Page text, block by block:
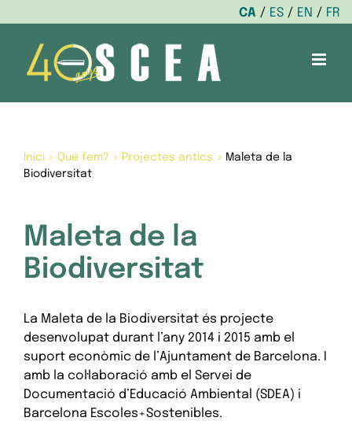
CA ES EN
FR
content
Inici> Què fem? > Projectes antics > Maleta de la
Biodiversitat
Maleta de la
Biodiversitat
La Maleta de la Biodiversitat és projecte
desenvolupat durant l’any 2014 i 2015 amb el
suport econòmic de l’Ajuntament de Barcelona. I
amb la col·laboració amb el Servei de
Documentació d’Educació Ambiental (SDEA) i
Barcelona Escoles+Sostenibles.